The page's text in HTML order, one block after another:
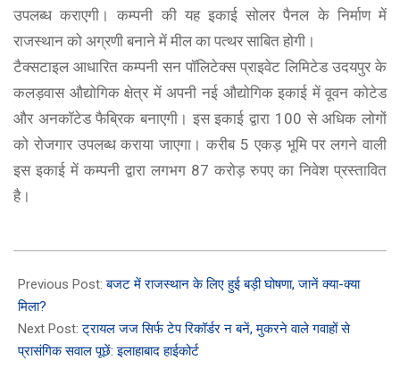
उपलब्ध कराएगी। कम्पनी की यह इकाई सोलर पैनल के निर्माण में
राजस्थान को अग्रणी बनाने में मील का पत्थर साबित होगी।
टैक्सटाइल आधारित कम्पनी सन पॉलिटेक्स प्राइवेट लिमिटेड उदयपुर के
कलड़वास औद्योगिक क्षेत्र में अपनी नई औद्योगिक इकाई में वूवन कोटेड
और अनकॉटेड फैब्रिक बनाएगी। इस इकाई द्वारा 100 से अधिक लोगों
को रोजगार उपलब्ध कराया जाएगा। करीब 5 एकड़ भूमि पर लगने वाली
इस इकाई में कम्पनी द्वारा लगभग 87 करोड़ रुपए का निवेश प्रस्तावित
है।
02-
01
Previous Post:बजट में राजस्थान के लिए हुई बड़ी घोषणा, जानें क्या-क्या
मिला?
Next Post:ट्रायल जज सिर्फ टेप रिकॉर्डर न बनें, मुकरने वाले गवाहों से
प्रासंगिक सवाल पूछें: इलाहाबाद हाईकोर्ट